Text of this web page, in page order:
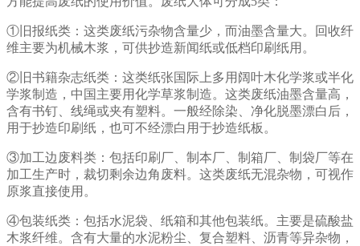
①旧报纸类：这类废纸污杂物含量少，而油墨含量大。回收纤
维主要为机械木浆，可供抄造新闻纸或低档印刷纸用。
②旧书籍杂志纸类：这类纸张国际上多用阔叶木化学浆或半化
学浆制造，中国主要用化学草浆制造。这类废纸油墨含量高，
含有书钉、线绳或夹有塑料。一般经除染、净化脱墨漂白后，
用于抄造印刷纸，也可不经漂白用于抄造纸板。
③加工边废料类：包括印刷厂、制本厂、制箱厂、制袋厂等在
加工生产时，裁切剩余边角废料。这类废纸无混杂物，可视作
原浆直接使用。
④包装纸类：包括水泥袋、纸箱和其他包装纸。主要是硫酸盐
木浆纤维。含有大量的水泥粉尘、复合塑料、沥青等异杂物，